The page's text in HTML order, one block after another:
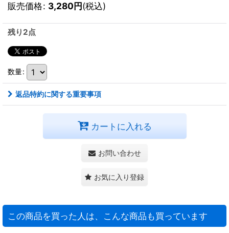
販売価格: 3,280円(税込)
残り2点
数量:
返品特約に関する重要事項
カートに入れる
お問い合わせ
お気に入り登録
この商品を買った人は、こんな商品も買っています